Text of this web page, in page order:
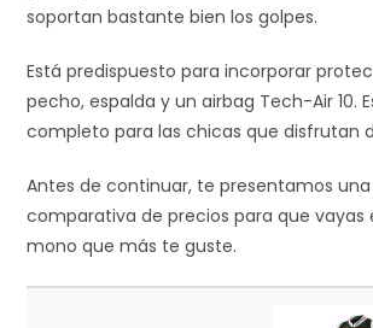
soportan bastante bien los golpes.
Está predispuesto para incorporar
pecho, espalda y un airbag Tech-Air 10.
completo para las chicas que disfrutan
Antes de continuar, te presentamos
comparativa de precios para que vayas
mono que más te guste.